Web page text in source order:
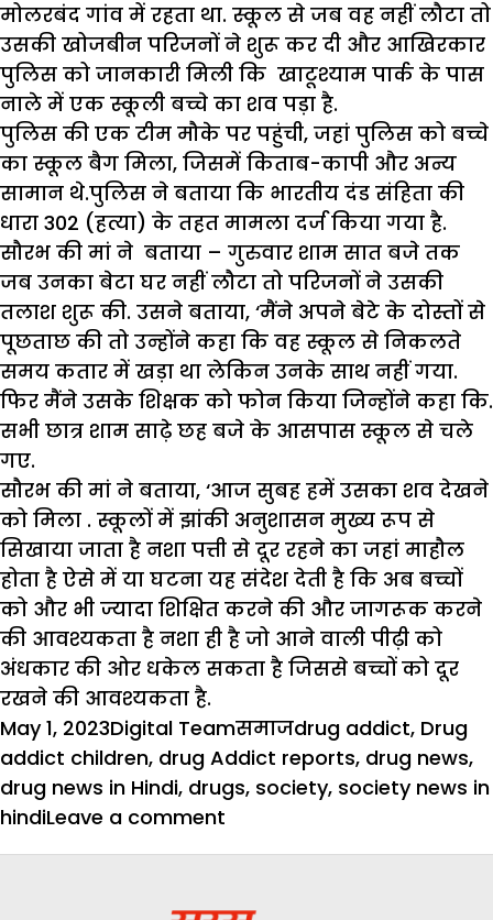
मोलरबंद गांव में रहता था. स्कूल से जब वह नहीं लौटा तो
उसकी खोजबीन परिजनों ने शुरू कर दी और आखिरकार
पुलिस को जानकारी मिली कि खाटूश्याम पार्क के पास
नाले में एक स्कूली बच्चे का शव पड़ा है.
पुलिस की एक टीम मौके पर पहुंची, जहां पुलिस को बच्चे
का स्कूल बैग मिला, जिसमें किताब-कापी और अन्य
सामान थे.पुलिस ने बताया कि भारतीय दंड संहिता की
धारा 302 (हत्या) के तहत मामला दर्ज किया गया है.
सौरभ की मां ने बताया – गुरुवार शाम सात बजे तक
जब उनका बेटा घर नहीं लौटा तो परिजनों ने उसकी
तलाश शुरू की. उसने बताया, ‘मैंने अपने बेटे के दोस्तों से
पूछताछ की तो उन्होंने कहा कि वह स्कूल से निकलते
समय कतार में खड़ा था लेकिन उनके साथ नहीं गया.
फिर मैंने उसके शिक्षक को फोन किया जिन्होंने कहा कि.
सभी छात्र शाम साढ़े छह बजे के आसपास स्कूल से चले
गए.
सौरभ की मां ने बताया, ‘आज सुबह हमें उसका शव देखने
को मिला . स्कूलों में झांकी अनुशासन मुख्य रूप से
सिखाया जाता है नशा पत्ती से दूर रहने का जहां माहौल
होता है ऐसे में या घटना यह संदेश देती है कि अब बच्चों
को और भी ज्यादा शिक्षित करने की और जागरूक करने
की आवश्यकता है नशा ही है जो आने वाली पीढ़ी को
अंधकार की ओर धकेल सकता है जिससे बच्चों को दूर
रखने की आवश्यकता है.
Posted
on
May 1, 2023Author
Digital TeamCategories
समाजTags
drug addict, Drug
addict children, drug Addict reports, drug news,
drug news in Hindi, drugs, society, society news in
hindiLeave a comment
नशा